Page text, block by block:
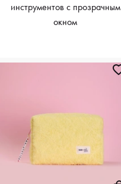
инструментов с прозрачным
окном